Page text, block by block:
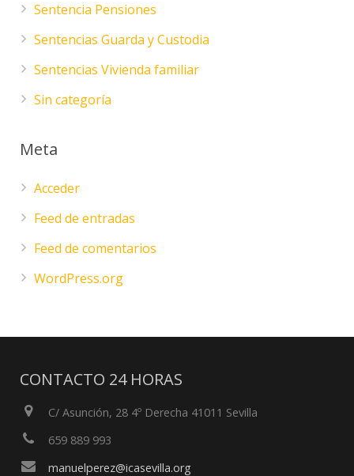
Sentencia Pensiones
Sentencias Guarda y Custodia
Sentencias Vivienda familiar
Sin categoría
Meta
Acceder
Feed de entradas
Feed de comentarios
WordPress.org
CONTACTO 24 HORAS
C/ Asunción, 28 4º Derecha 41011 Sevilla
659 889 993
manuelperez@icasevilla.org